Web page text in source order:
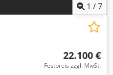
1 /7
22.100 €
Festpreis zzgl. MwSt.